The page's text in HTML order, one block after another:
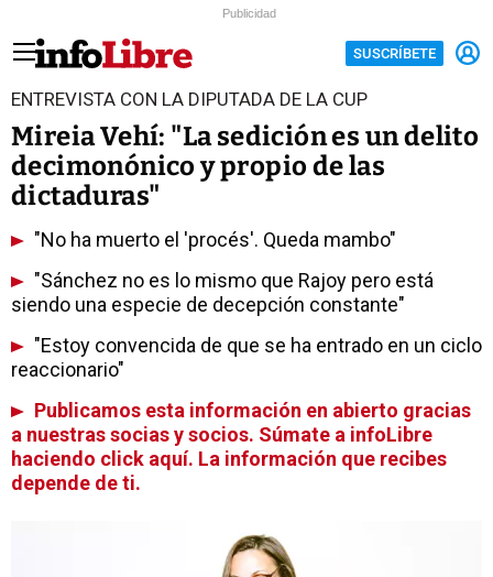
Publicidad
SUSCRÍBETE
ENTREVISTA CON LA DIPUTADA DE LA CUP
Mireia Vehí: "La sedición es un delito
decimonónico y propio de las
dictaduras"
"No ha muerto el 'procés'. Queda mambo"
"Sánchez no es lo mismo que Rajoy pero está
siendo una especie de decepción constante"
"Estoy convencida de que se ha entrado en un ciclo
reaccionario"
Publicamos esta información en abierto gracias
a nuestras socias y socios. Súmate a infoLibre
haciendo click aquí. La información que recibes
depende de ti.